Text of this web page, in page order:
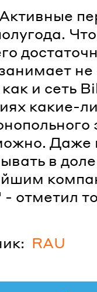
и сеть
какие-
Даже
в
- отметил
RAU